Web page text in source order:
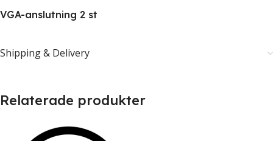
VGA-anslutning 2 st
Shipping & Delivery
Relaterade produkter